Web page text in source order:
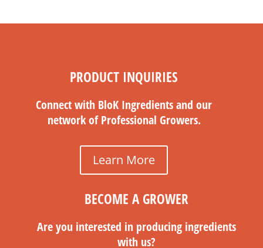
PRODUCT INQUIRIES
Connect with BloK Ingredients and our
network of Professional Growers.
Learn More
BECOME A GROWER
Are you interested in producing ingredients
with us?